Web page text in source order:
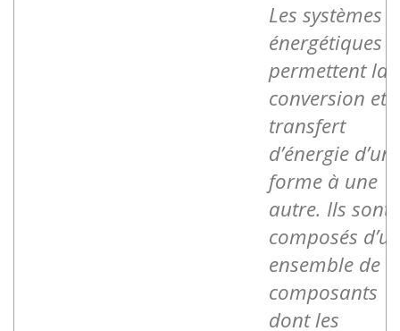
Les systèmes
énergétiques
permettent la
conversion et
transfert
d’énergie
forme à une
autre. Ils sont
composés
ensemble de
composants
dont les